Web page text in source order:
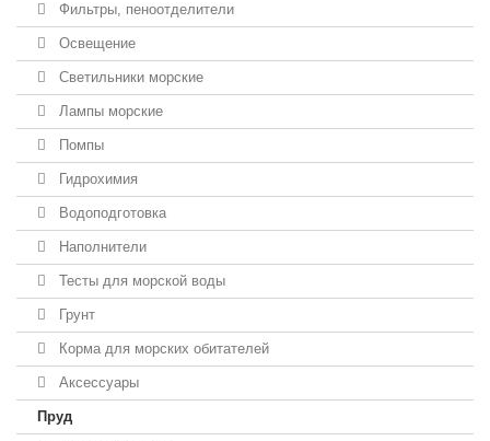
Фильтры, пеноотделители
Освещение
Светильники морские
Лампы морские
Помпы
Гидрохимия
Водоподготовка
Наполнители
Тесты для морской воды
Грунт
Корма для морских обитателей
Аксессуары
Пруд